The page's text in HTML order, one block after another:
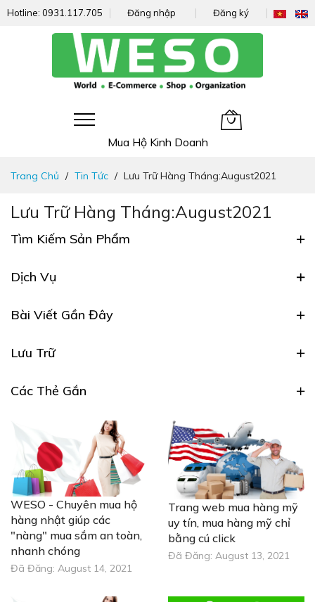
Hotline: 0931.117.705 Đăng nhập Đăng ký
Mua Hộ Kinh Doanh
nhanh
nội
Trang Chủ Tin Tức Lưu Trữ Hàng Tháng:August2021
Lưu Trữ Hàng Tháng:August2021
WESO - Chuyên mua hộ
hàng nhật giúp các
"nàng" mua sắm an toàn,
nhanh chóng
Đã Đăng: August 14, 2021
Trang web mua hàng mỹ
uy tín, mua hàng mỹ chỉ
bằng cú click
Đã Đăng: August 13, 2021
Tìm Kiếm Sản Phẩm
Dịch Vụ
Bài Viết Gần Đây
Lưu Trữ
Các Thẻ Gắn